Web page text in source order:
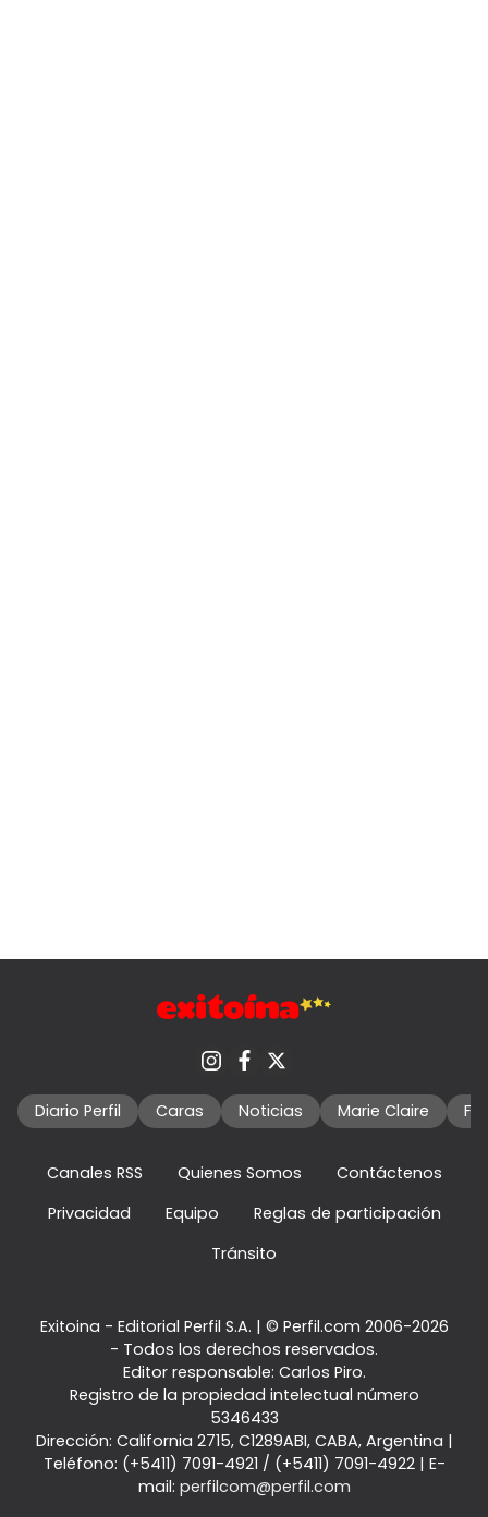
Diario Perfil Caras Noticias Marie Claire
Canales RSS Quienes Somos
Contáctenos
Privacidad
Equipo
Reglas de participación
Tránsito
Exitoina - Editorial Perfil S.A. | © Perfil.com 2006-2026
- Todos los derechos reservados.
Editor responsable: Carlos Piro.
Registro de la propiedad intelectual número
5346433
Dirección: California 2715, C1289ABI, CABA, Argentina |
Teléfono: (+5411) 7091-4921 / (+5411) 7091-4922| E-
mail: perfilcom@perfil.com